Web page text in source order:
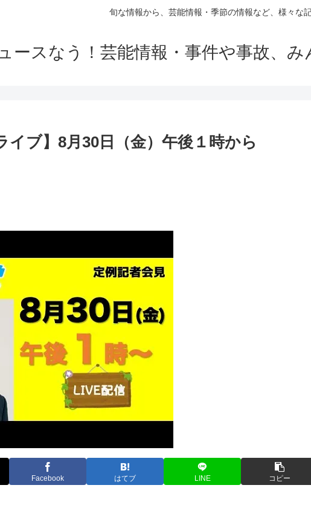
旬な情報から、芸能情報・季節の情報など、様々な
ースなう！芸能情報・事件や事故、み
イブ】8月30日（金）午後１時から
Facebook はてブ LINE コピー